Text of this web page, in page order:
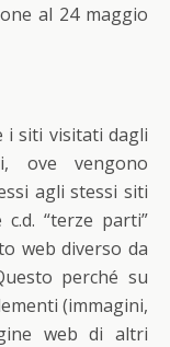
al 24 maggio
i siti visitati dagli
ove vengono
agli stessi siti
“terze parti”
web diverso da
perché su
(immagini,
web di altri